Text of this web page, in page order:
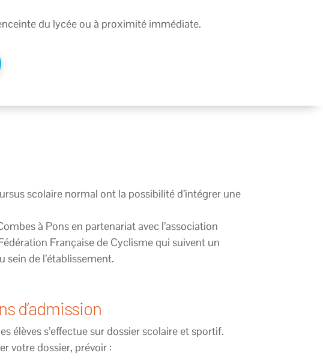
du lycée ou à proximité immédiate.
scolaire normal ont la possibilité d’intégrer une
à Pons en partenariat avec l’association
Française de Cyclisme qui suivent un
sein de l’établissement.
d’admission
élèves s’effectue sur dossier scolaire et sportif.
votre dossier, prévoir :